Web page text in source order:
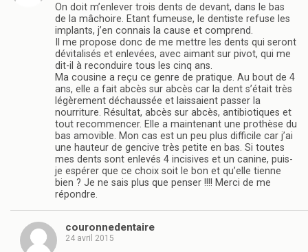
On doit m’enlever trois dents de devant, dans le bas
de la mâchoire. Etant fumeuse, le dentiste refuse les
implants, j’en connais la cause et comprend.
Il me propose donc de me mettre les dents qui seront
dévitalisés et enlevées, avec aimant sur pivot, qui me
dit-il à reconduire tous les cinq ans.
Ma cousine a reçu ce genre de pratique. Au bout de 4
ans, elle a fait abcès sur abcès car la dent s’était très
légèrement déchaussée et laissaient passer la
nourriture. Résultat, abcès sur abcès, antibiotiques et
tout recommencer. Elle a maintenant une prothèse du
bas amovible. Mon cas est un peu plus difficile car j’ai
une hauteur de gencive très petite en bas. Si toutes
mes dents sont enlevés 4 incisives et un canine, puis-
je espérer que ce choix soit le bon et qu’elle tienne
bien ? Je ne sais plus que penser !!!! Merci de me
répondre.
couronnedentaire
24 avril 2015